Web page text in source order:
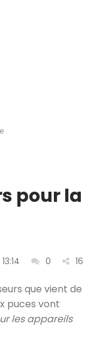
pour la
0 16
que vient de
puces vont
les appareils